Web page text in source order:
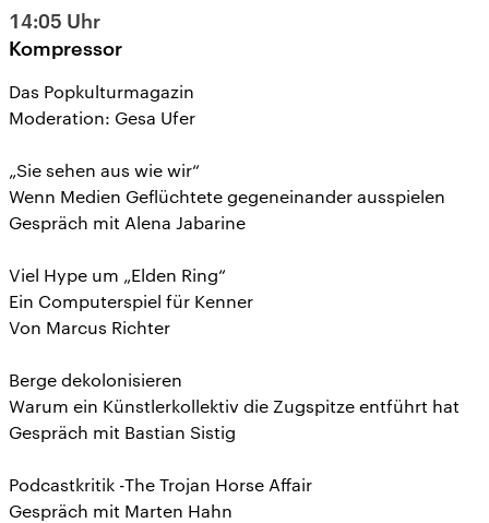
14:05 Uhr
Kompressor
Das Popkulturmagazin
Moderation: Gesa Ufer
„Sie sehen aus wie wir“
Wenn Medien Geflüchtete gegeneinander ausspielen
Gespräch mit Alena Jabarine
Viel Hype um „Elden Ring“
Ein Computerspiel für Kenner
Von Marcus Richter
Berge dekolonisieren
Warum ein Künstlerkollektiv die Zugspitze entführt hat
Gespräch mit Bastian Sistig
Podcastkritik -The Trojan Horse Affair
Gespräch mit Marten Hahn